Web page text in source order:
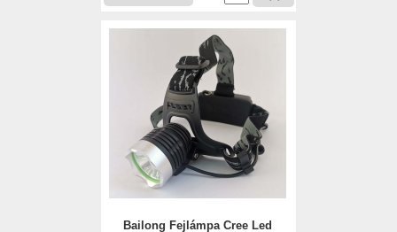
Bailong Fejlámpa Cree Led